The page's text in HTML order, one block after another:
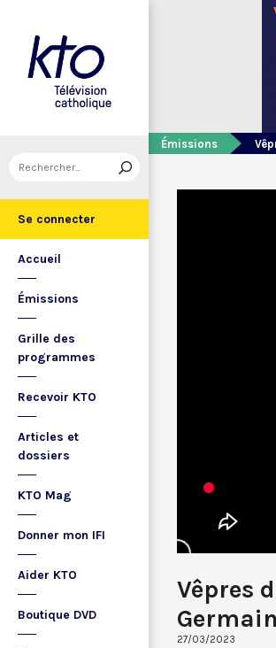
Se connecter
Accueil
Émissions
Grille des
programmes
Recevoir KTO
Articles et
dossiers
KTO Mag
Donner mon IFI
Aider KTO
Boutique DVD
Émissions
Vêpres
27/03/2023